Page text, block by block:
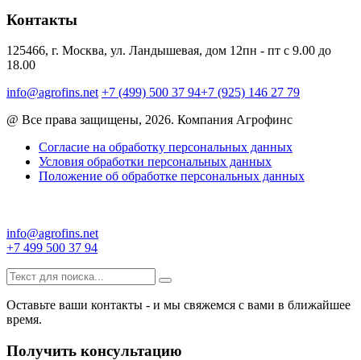
Контакты
125466, г. Москва, ул. Ландышевая, дом 12пн - пт с 9.00 до
18.00
info@agrofins.net +7 (499) 500 37 94+7 (925) 146 27 79
@ Все права защищены, 2026. Компания Агрофинс
Согласие на обработку персональных данных
Условия обработки персональных данных
Положение об обработке персональных данных
info@agrofins.net
+7 499 500 37 94
Оставьте ваши контакты - и мы свяжемся с вами в ближайшее
время.
Получить консультацию